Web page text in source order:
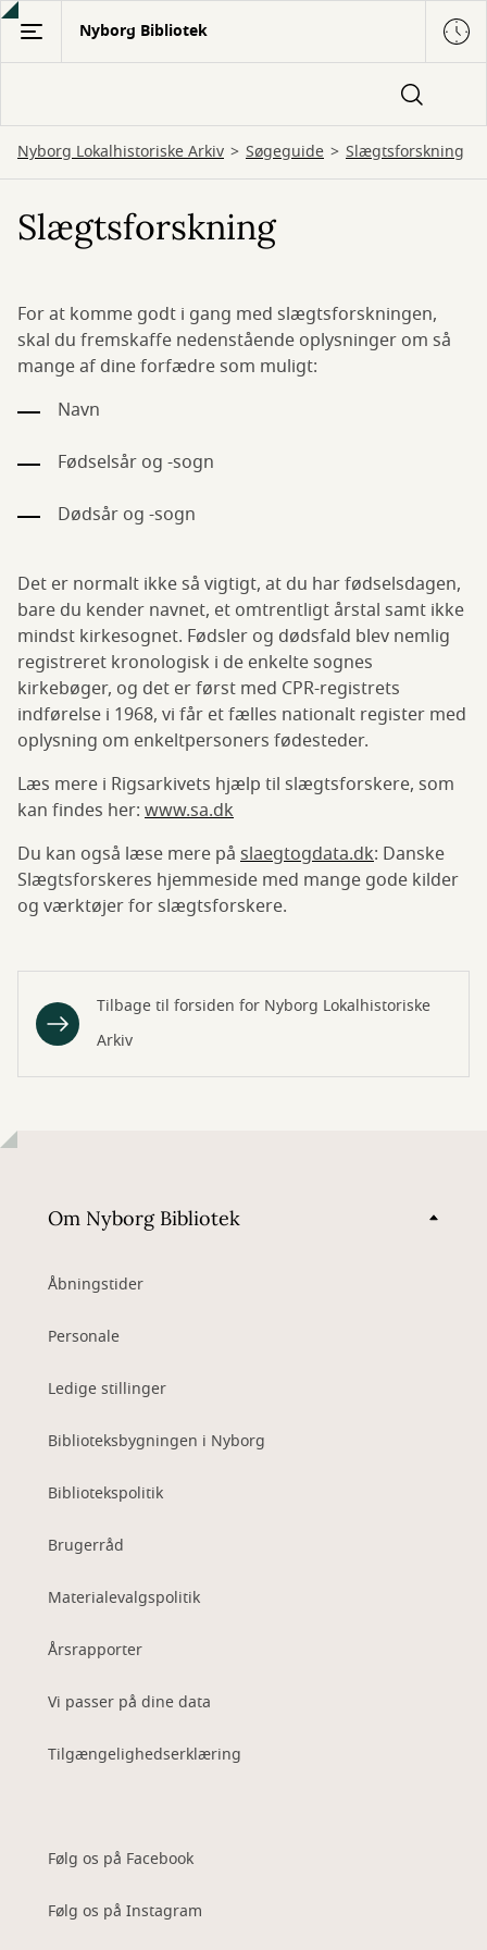
Gå
hovedindhold
Nyborg Bibliotek
Nyborg Lokalhistoriske Arkiv Søgeguide Slægtsforskning
Slægtsforskning
For at komme godt i gang med slægtsforskningen,
skal du fremskaffe nedenstående oplysninger om så
mange af dine forfædre som muligt:
Navn
Fødselsår og -sogn
Dødsår og -sogn
Det er normalt ikke så vigtigt, at du har fødselsdagen,
bare du kender navnet, et omtrentligt årstal samt ikke
mindst kirkesognet. Fødsler og dødsfald blev nemlig
registreret kronologisk i de enkelte sognes
kirkebøger, og det er først med CPR-registrets
indførelse i 1968, vi får et fælles nationalt register med
oplysning om enkeltpersoners fødesteder.
Læs mere i Rigsarkivets hjælp til slægtsforskere, som
kan findes her: www.sa.dk
Du kan også læse mere på slaegtogdata.dk: Danske
Slægtsforskeres hjemmeside med mange gode kilder
og værktøjer for slægtsforskere.
Tilbage til forsiden for Nyborg Lokalhistoriske
Arkiv
Om Nyborg Bibliotek
Åbningstider
Personale
Ledige stillinger
Biblioteksbygningen i Nyborg
Bibliotekspolitik
Brugerråd
Materialevalgspolitik
Årsrapporter
Vi passer på dine data
Tilgængelighedserklæring
Følg os på Facebook
Følg os på Instagram